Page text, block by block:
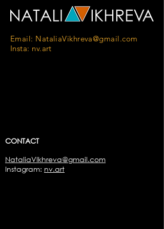
Email: NataliaVikhreva@gmail.com
Insta: nv.art
CONTACT
NataliaVIkhreva@gmail.com
Instagram: nv.art